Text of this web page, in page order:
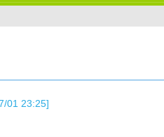
01 23:25]